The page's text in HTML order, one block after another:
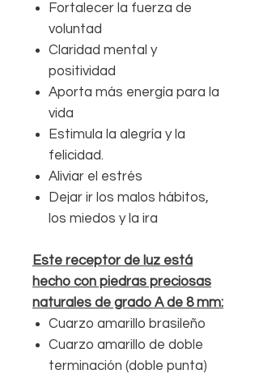
Fortalecer la fuerza de
voluntad
Claridad mental y
positividad
Aporta más energía para la
vida
Estimula la alegría y la
felicidad.
Aliviar el estrés
Dejar ir los malos hábitos,
los miedos y la ira
Este receptor de luz está
hecho con piedras preciosas
naturales de grado A de 8 mm:
Cuarzo amarillo brasileño
Cuarzo amarillo de doble
terminación (doble punta)